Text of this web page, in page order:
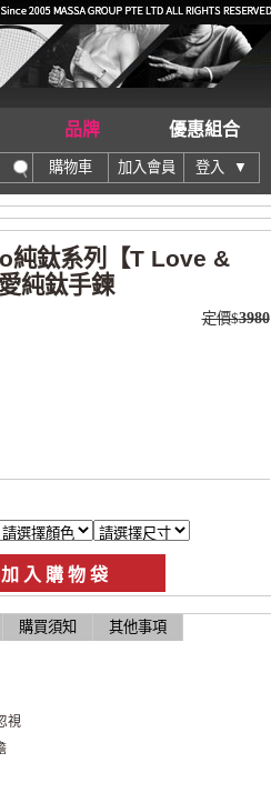
品牌 優惠組合
購物車 加入會員 登入 ▼
純鈦系列【T Love &
純鈦手鍊
定價$3980
購買須知 其他事項
視